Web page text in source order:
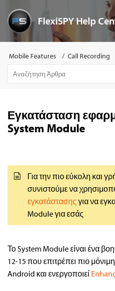
FlexiSPY Help
Mobile Features Call Recording
Εγκατάσταση
System Module
Για την πιο εύκολη και
συνιστούμε να
εγκατάστασης για να
Module για εσάς
Το System Module είναι ένα
12-15 που επιτρέπει πιο
Android και ενεργοποιεί